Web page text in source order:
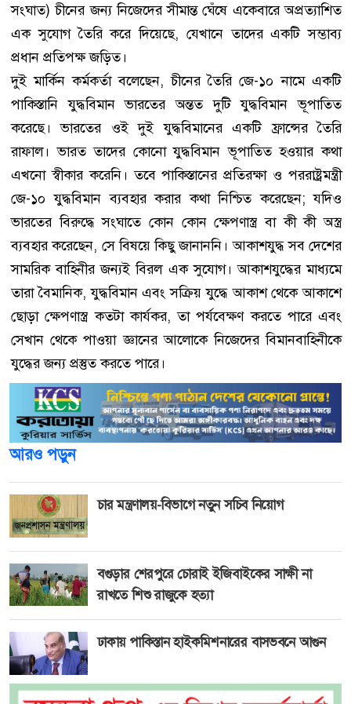
সংঘাত) চীনের জন্য নিজেদের সীমান্ত ঘেঁষে একেবারে অপ্রত্যাশিত
এক সুযোগ তৈরি করে দিয়েছে, যেখানে তাদের একটি সম্ভাব্য
প্রধান প্রতিপক্ষ জড়িত।
দুই মার্কিন কর্মকর্তা বলেছেন, চীনের তৈরি জে-১০ নামে একটি
পাকিস্তানি যুদ্ধবিমান ভারতের অন্তত দুটি যুদ্ধবিমান ভূপাতিত
করেছে। ভারতের ওই দুই যুদ্ধবিমানের একটি ফ্রান্সের তৈরি
রাফাল। ভারত তাদের কোনো যুদ্ধবিমান ভূপাতিত হওয়ার কথা
এখনো স্বীকার করেনি। তবে পাকিস্তানের প্রতিরক্ষা ও পররাষ্ট্রমন্ত্রী
জে-১০ যুদ্ধবিমান ব্যবহার করার কথা নিশ্চিত করেছেন; যদিও
ভারতের বিরুদ্ধে সংঘাতে কোন কোন ক্ষেপণাস্ত্র বা কী কী অস্ত্র
ব্যবহার করেছেন, সে বিষয়ে কিছু জানাননি। আকাশযুদ্ধ সব দেশের
সামরিক বাহিনীর জন্যই বিরল এক সুযোগ। আকাশযুদ্ধের মাধ্যমে
তারা বৈমানিক, যুদ্ধবিমান এবং সক্রিয় যুদ্ধে আকাশ থেকে আকাশে
ছোড়া ক্ষেপণাস্ত্র কতটা কার্যকর, তা পর্যবেক্ষণ করতে পারে এবং
সেখান থেকে পাওয়া জ্ঞানের আলোকে নিজেদের বিমানবাহিনীকে
যুদ্ধের জন্য প্রস্তুত করতে পারে।
আরও পড়ুন
চার মন্ত্রণালয়-বিভাগে নতুন সচিব নিয়োগ
বগুড়ার শেরপুরে চোরাই ইজিবাইকের সাক্ষী না
রাখতে শিশু রাজুকে হত্যা
ঢাকায় পাকিস্তান হাইকমিশনারের বাসভবনে আগুন